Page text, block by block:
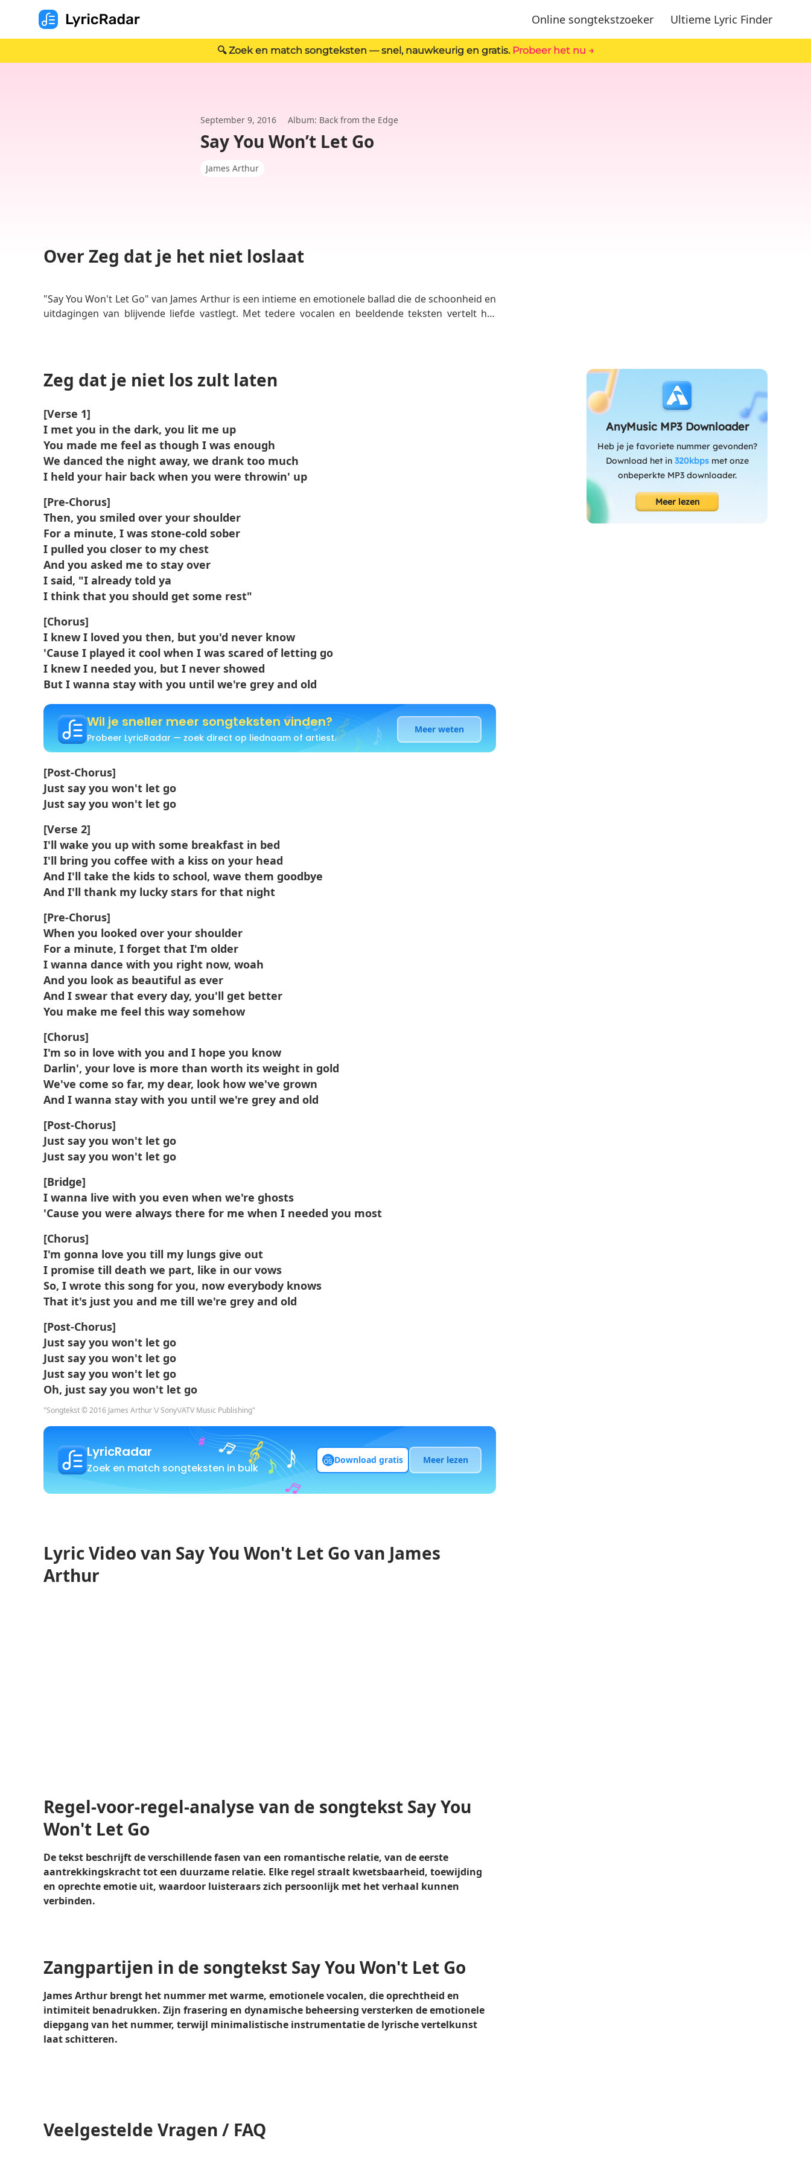
Online songtekstzoeker Ultieme Lyric Finder
🔍 Zoek en match songteksten — snel, nauwkeurig en gratis. Probeer het nu →
September 9, 2016 Album: Back from the Edge
Say You Won’t Let Go
James Arthur
Over Zeg dat je het niet loslaat
"Say You Won't Let Go" van James Arthur is een intieme en emotionele ballad die de schoonheid en
uitdagingen van blijvende liefde vastlegt. Met tedere vocalen en beeldende teksten vertelt het
Zeg dat je niet los zult laten
[Verse 1]
I met you in the dark, you lit me up
You made me feel as though I was enough
We danced the night away, we drank too much
I held your hair back when you were throwin' up
[Pre-Chorus]
Then, you smiled over your shoulder
For a minute, I was stone-cold sober
I pulled you closer to my chest
And you asked me to stay over
I said, "I already told ya
I think that you should get some rest"
[Chorus]
I knew I loved you then, but you'd never know
'Cause I played it cool when I was scared of letting go
I knew I needed you, but I never showed
But I wanna stay with you until we're grey and old
Wil je sneller meer songteksten vinden?
Probeer LyricRadar — zoek direct op liednaam of artiest.
Meer weten
[Post-Chorus]
Just say you won't let go
Just say you won't let go
[Verse 2]
I'll wake you up with some breakfast in bed
I'll bring you coffee with a kiss on your head
And I'll take the kids to school, wave them goodbye
And I'll thank my lucky stars for that night
[Pre-Chorus]
When you looked over your shoulder
For a minute, I forget that I'm older
I wanna dance with you right now, woah
And you look as beautiful as ever
And I swear that every day, you'll get better
You make me feel this way somehow
[Chorus]
I'm so in love with you and I hope you know
Darlin', your love is more than worth its weight in gold
We've come so far, my dear, look how we've grown
And I wanna stay with you until we're grey and old
[Post-Chorus]
Just say you won't let go
Just say you won't let go
[Bridge]
I wanna live with you even when we're ghosts
'Cause you were always there for me when I needed you most
[Chorus]
I'm gonna love you till my lungs give out
I promise till death we part, like in our vows
So, I wrote this song for you, now everybody knows
That it's just you and me till we're grey and old
[Post-Chorus]
Just say you won't let go
Just say you won't let go
Just say you won't let go
Oh, just say you won't let go
AnyMusic MP3 Downloader
Heb je je favoriete nummer gevonden?
Download het in 320kbpsmet onze
onbeperkte MP3 downloader.
Meer lezen
"Songtekst © 2016 James Arthur \/ Sony\/ATV Music Publishing"
LyricRadar
Zoek en match songteksten in bulk
Download gratis Meer lezen
Lyric Video van Say You Won't Let Go van James
Arthur
Regel-voor-regel-analyse van de songtekst Say You
Won't Let Go
De tekst beschrijft de verschillende fasen van een romantische relatie, van de eerste
aantrekkingskracht tot een duurzame relatie. Elke regel straalt kwetsbaarheid, toewijding
en oprechte emotie uit, waardoor luisteraars zich persoonlijk met het verhaal kunnen
verbinden.
Zangpartijen in de songtekst Say You Won't Let Go
James Arthur brengt het nummer met warme, emotionele vocalen, die oprechtheid en
intimiteit benadrukken. Zijn frasering en dynamische beheersing versterken de emotionele
diepgang van het nummer, terwijl minimalistische instrumentatie de lyrische vertelkunst
laat schitteren.
Veelgestelde Vragen / FAQ